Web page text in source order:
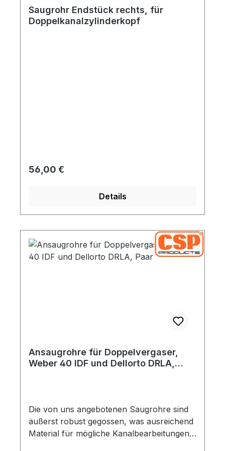
Saugrohr Endstück rechts, für
Doppelkanalzylinderkopf
Regulärer Preis:
56,00 €
Details
Ansaugrohre für Doppelvergaser,
Weber 40 IDF und Dellorto DRLA,
Die von uns angebotenen Saugrohre sind
äußerst robust gegossen, was ausreichend
Material für mögliche Kanalbearbeitungen